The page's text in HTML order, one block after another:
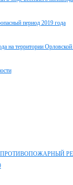
период 2019 года
на территории Орловской
ПРОТИВОПОЖАРНЫЙ